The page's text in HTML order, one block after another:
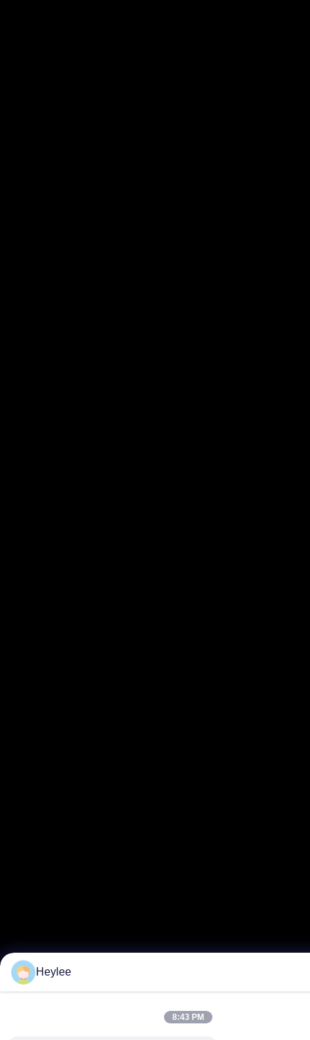
Heylee
8:43 PM